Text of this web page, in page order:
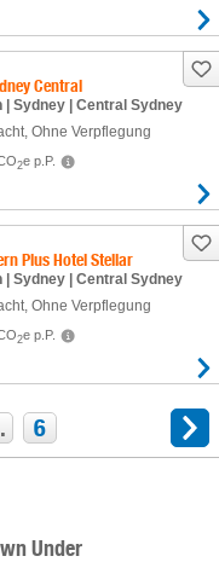
Central
| Sydney | Central Sydney
, Ohne Verpflegung
2e p.P.
Plus Hotel Stellar
| Sydney | Central Sydney
, Ohne Verpflegung
2e p.P.
6
Under